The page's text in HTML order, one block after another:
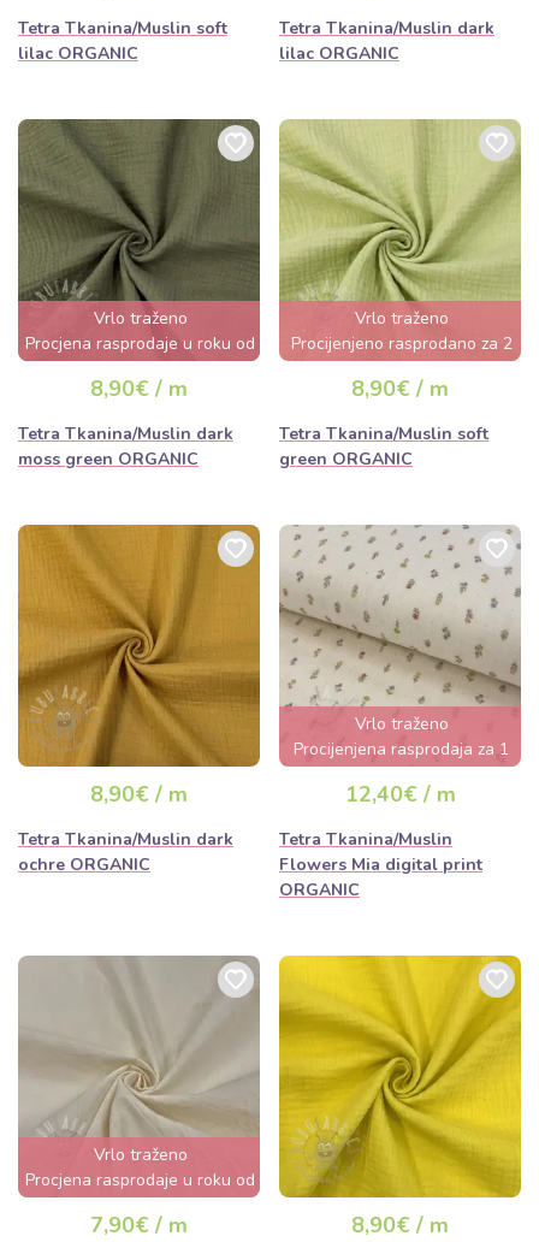
Tetra Tkanina/Muslin soft
lilac ORGANIC
Tetra Tkanina/Muslin dark
lilac ORGANIC
Vrlo traženo
Procjena rasprodaje u roku od
nekoliko sati
8,90€ / m
Tetra Tkanina/Muslin dark
moss green ORGANIC
Vrlo traženo
Procijenjeno rasprodano za 2
dana
8,90€ / m
Tetra Tkanina/Muslin soft
green ORGANIC
8,90€ / m
Tetra Tkanina/Muslin dark
ochre ORGANIC
Vrlo traženo
Procijenjena rasprodaja za 1
dan
12,40€ / m
Tetra Tkanina/Muslin
Flowers Mia digital print
ORGANIC
Vrlo traženo
Procjena rasprodaje u roku od
nekoliko sati
7,90€ / m 8,90€ / m